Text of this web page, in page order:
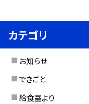
カテゴリ
お知らせ
できごと
給食室より